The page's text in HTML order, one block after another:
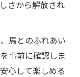
さから解放され
馬とのふれあい
事前に確認しま
心して楽しめる